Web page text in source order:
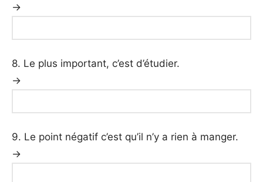
→
8. Le plus important, c’est d’étudier.
→
9. Le point négatif c’est qu’il n’y a rien à manger.
→